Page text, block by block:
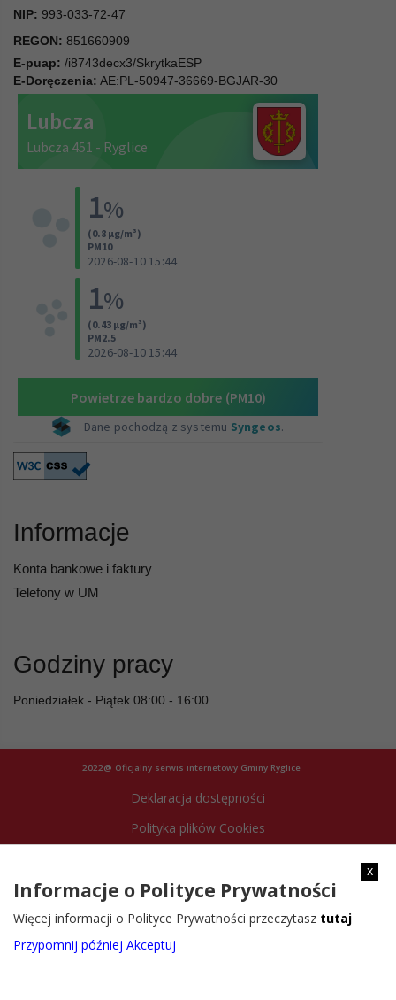
NIP: 993-033-72-47
REGON: 851660909
E-puap: /i8743decx3/SkrytkaESP
E-Doręczenia: AE:PL-50947-36669-BGJAR-30
Informacje
Konta bankowe i faktury
Telefony w UM
Godziny pracy
Poniedziałek - Piątek 08:00 - 16:00
2022@ Oficjalny serwis internetowy Gminy Ryglice
Deklaracja dostępności
Polityka plików Cookies
x
Informacje o Polityce Prywatności
Więcej informacji o Polityce Prywatności przeczytasz tutaj
Przypomnij później Akceptuj